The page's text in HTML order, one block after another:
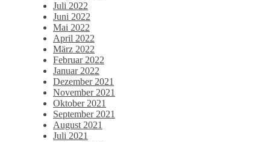
Juli 2022
Juni 2022
Mai 2022
April 2022
März 2022
Februar 2022
Januar 2022
Dezember 2021
November 2021
Oktober 2021
September 2021
August 2021
Juli 2021